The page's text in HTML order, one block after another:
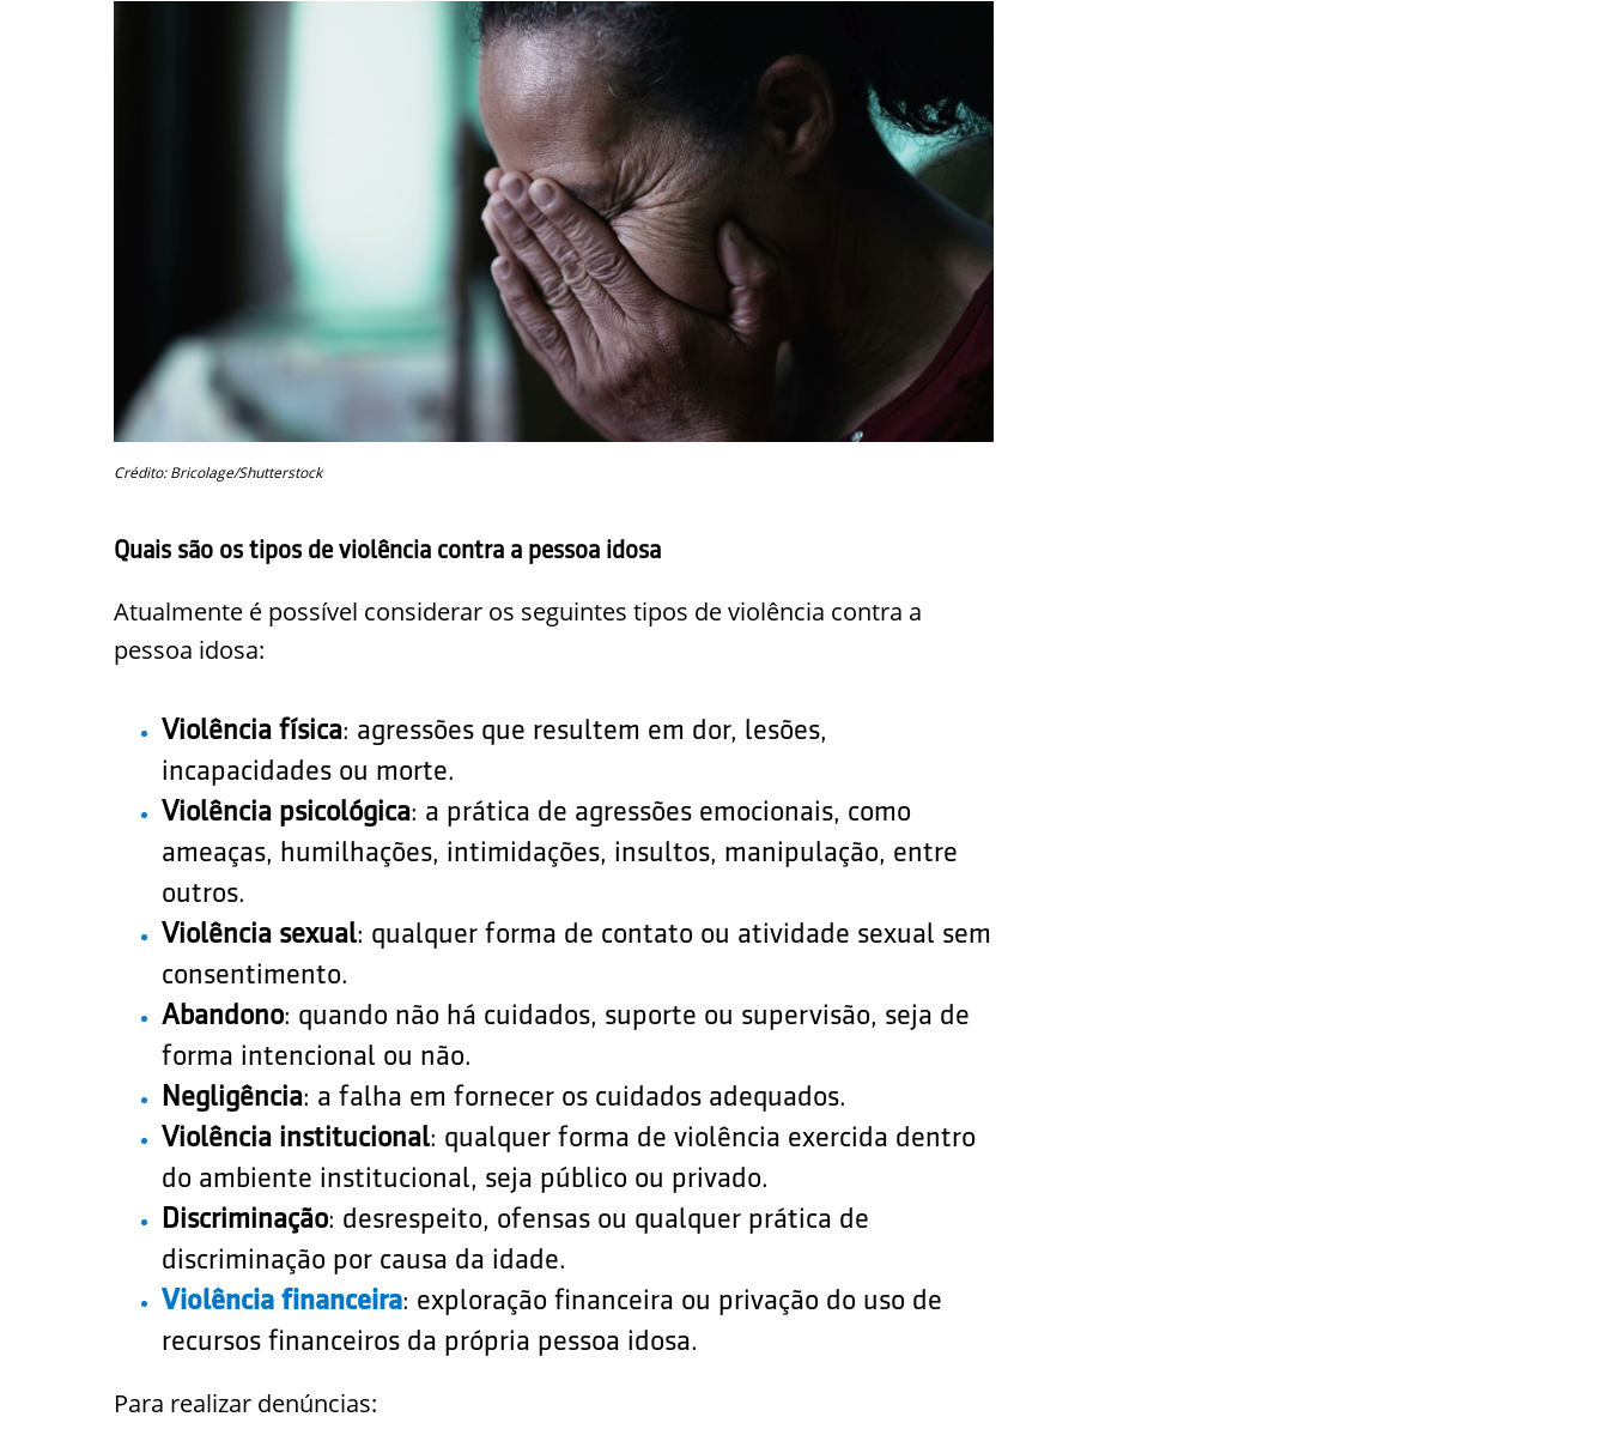
Crédito: Bricolage/Shutterstock
Quais são os tipos de violência contra a pessoa idosa
Atualmente é possível considerar os seguintes tipos de violência contra a
pessoa idosa:
Violência física: agressões que resultem em dor, lesões,
incapacidades ou morte.
Violência psicológica: a prática de agressões emocionais, como
ameaças, humilhações, intimidações, insultos, manipulação, entre
outros.
Violência sexual: qualquer forma de contato ou atividade sexual sem
consentimento.
Abandono: quando não há cuidados, suporte ou supervisão, seja de
forma intencional ou não.
Negligência: a falha em fornecer os cuidados adequados.
Violência institucional: qualquer forma de violência exercida dentro
do ambiente institucional, seja público ou privado.
Discriminação: desrespeito, ofensas ou qualquer prática de
discriminação por causa da idade.
Violência financeira: exploração financeira ou privação do uso de
recursos financeiros da própria pessoa idosa.
Para realizar denúncias: